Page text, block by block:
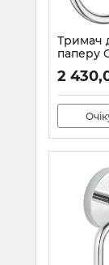
Тримач
паперу
Артикул:
2